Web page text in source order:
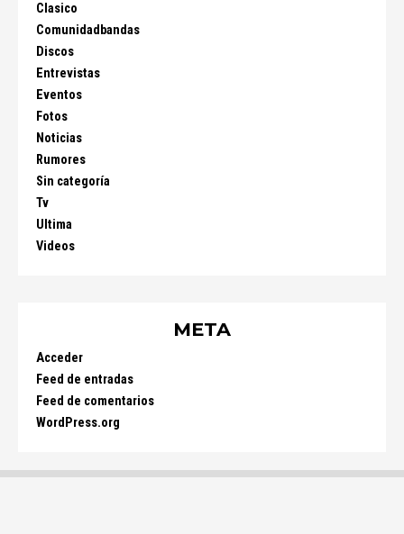
Clasico
Comunidadbandas
Discos
Entrevistas
Eventos
Fotos
Noticias
Rumores
Sin categoría
Tv
Ultima
Videos
META
Acceder
Feed de entradas
Feed de comentarios
WordPress.org